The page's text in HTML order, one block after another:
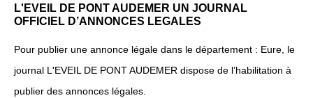
L'EVEIL DE PONT AUDEMER UN JOURNAL
OFFICIEL D’ANNONCES LEGALES
Pour publier une annonce légale dans le département : Eure, le
journal L'EVEIL DE PONT AUDEMER dispose de l’habilitation à
publier des annonces légales.